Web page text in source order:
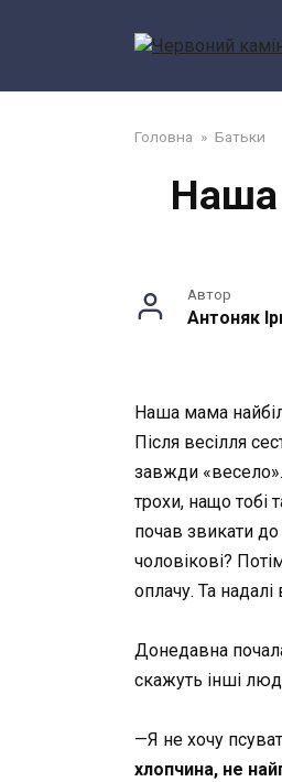
Головна » Батьки
Наша
Автор
Антоняк
Наша мама
Після весілля
завжди
трохи, нащо тобі
почав звикати
чоловікові?
оплачу. Та
Донедавна
скажуть інші
—Я не хочу
хлопчина, не